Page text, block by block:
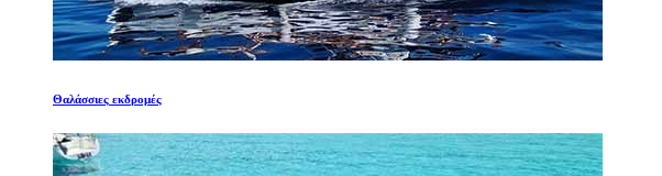
Θαλάσσιες εκδρομές